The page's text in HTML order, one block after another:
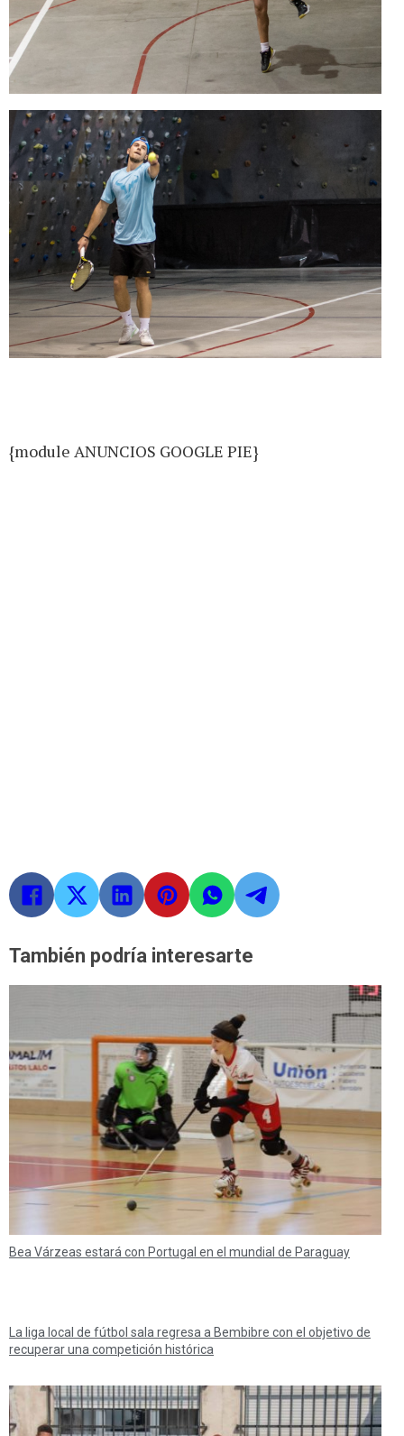
{module ANUNCIOS GOOGLE PIE}
También podría interesarte
Bea Várzeas estará con Portugal en el mundial de Paraguay
La liga local de fútbol sala regresa a Bembibre con el objetivo de
recuperar una competición histórica